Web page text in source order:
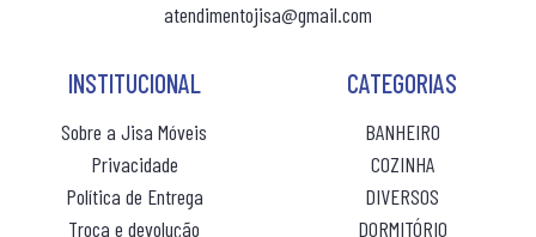
MESA DE CABECEIRA
ROUPEIRO CASAL
ROUPEIRO CASAL PORTA COMUM
(10% de desconto)
ou 10xR$ 107,80 sem juros
atendimentojisa@gmail.com
INSTITUCIONAL
Sobre a Jisa Móveis
Privacidade
Política de Entrega
Troca e devolução
CATEGORIAS
BANHEIRO
COZINHA
DIVERSOS
DORMITÓRIO